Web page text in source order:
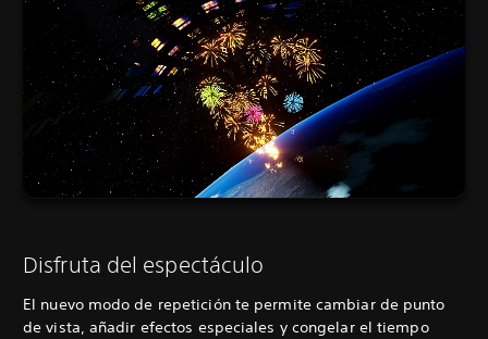
Disfruta del espectáculo
El nuevo modo de repetición te permite cambiar de punto
de vista, añadir efectos especiales y congelar el tiempo